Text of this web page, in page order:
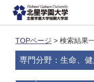
TOPページ > 検索結果
専門分野：生命、